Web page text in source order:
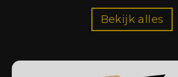
Bekijk alles